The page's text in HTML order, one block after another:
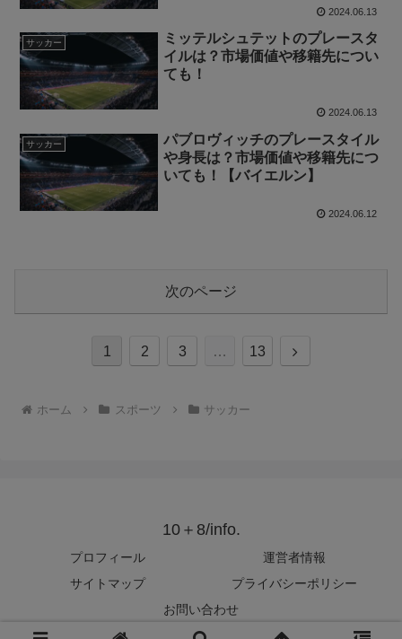
2024.06.13
サッカー
ミッテルシュテットのプレースタ
イルは？市場価値や移籍先につい
ても！
2024.06.13
サッカー
パブロヴィッチのプレースタイル
や身長は？市場価値や移籍先につ
いても！【バイエルン】
2024.06.12
次のページ
1 2 3 … 13
次
ホーム スポーツ サッカー
10＋8/info.
プロフィール
運営者情報
サイトマップ
プライバシーポリシー
お問い合わせ